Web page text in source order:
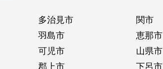
多治見市
関市
羽島市
恵那市
可児市
山県市
郡上市 下呂市